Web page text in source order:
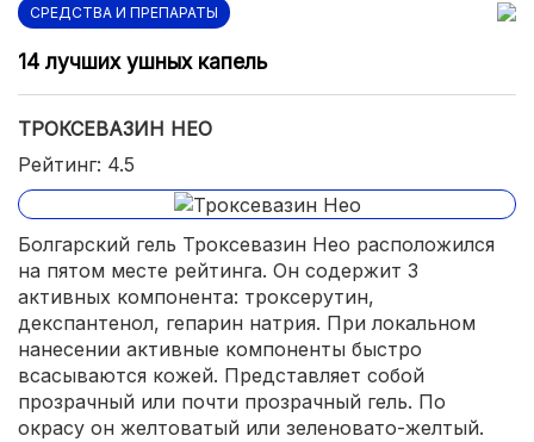
СРЕДСТВА И ПРЕПАРАТЫ
14 лучших ушных капель
ТРОКСЕВАЗИН НЕО
Рейтинг: 4.5
Болгарский гель Троксевазин Нео расположился
на пятом месте рейтинга. Он содержит 3
активных компонента: троксерутин,
декспантенол, гепарин натрия. При локальном
нанесении активные компоненты быстро
всасываются кожей. Представляет собой
прозрачный или почти прозрачный гель. По
окрасу он желтоватый или зеленовато-желтый.